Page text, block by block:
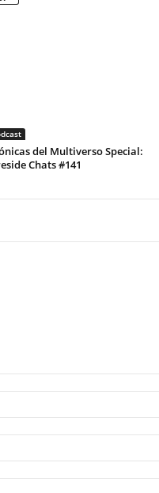
del Multiverso Special:
Chats #141